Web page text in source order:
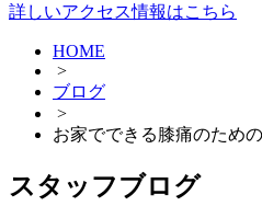
詳しいアクセス情報はこちら
HOME
>
ブログ
>
お家でできる膝痛のため
スタッフブログ